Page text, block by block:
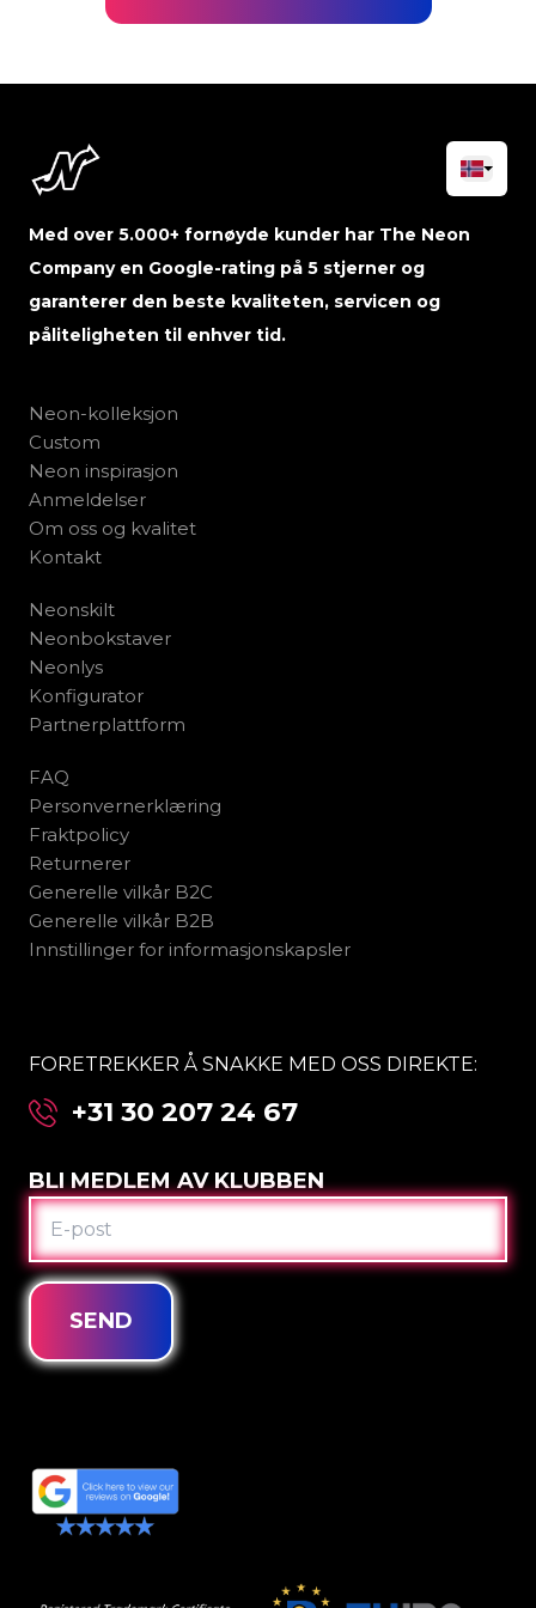
Med over 5.000+ fornøyde kunder har The Neon
Company en Google-rating på 5 stjerner og
garanterer den beste kvaliteten, servicen og
påliteligheten til enhver tid.
Neon-kolleksjon
Custom
Neon inspirasjon
Anmeldelser
Om oss og kvalitet
Kontakt
Neonskilt
Neonbokstaver
Neonlys
Konfigurator
Partnerplattform
FAQ
Personvernerklæring
Fraktpolicy
Returnerer
Generelle vilkår B2C
Generelle vilkår B2B
Innstillinger for informasjonskapsler
FORETREKKER Å SNAKKE MED OSS DIREKTE:
+31 30 207 24 67
BLI MEDLEM AV KLUBBEN
E-
POST
SEND